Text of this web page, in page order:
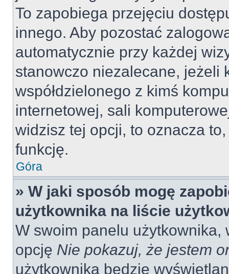
To zapobiega przejęciu
innego. Aby pozostać
automatycznie przy każdej
stanowczo niezalecane, jeżeli
współdzielonego z kimś
internetowej, sali
widzisz tej opcji, to oznacza
funkcję.
Góra
» W jaki sposób mogę
użytkownika na liście
W swoim panelu użytkownika,
opcję Nie pokazuj, że jestem
użytkownika będzie